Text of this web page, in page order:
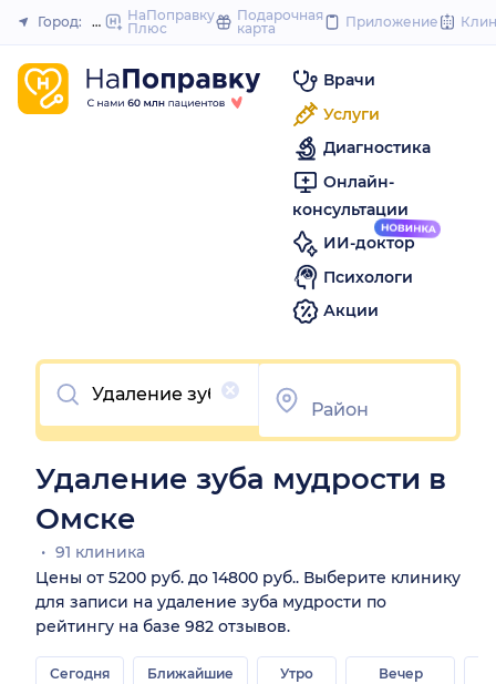
to
Закрыть
Город: ОмскНаПоправку
Плюс
Подарочная
карта
Приложение
Врачи
Услуги
Диагностика
Онлайн-
консультации
ИИ-доктор
Психологи
Акции
Очистить
Удаление зуба мудрости в
Омске
91 клиника
Цены от 5200 руб. до 14800 руб.. Выберите клинику
для записи на удаление зуба мудрости по
рейтингу на базе 982 отзывов.
Сегодня
Ближайшие
Утро
Вечер